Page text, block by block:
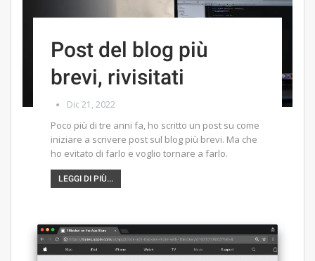
Post del blog più
brevi, rivisitati
Dic 21, 2022
Poco più di tre anni fa, ho scritto un post su come
iniziare a scrivere post sul blog più brevi. Ma che
ho evitato di farlo e voglio tornare a farlo.
LEGGI DI PIÙ...